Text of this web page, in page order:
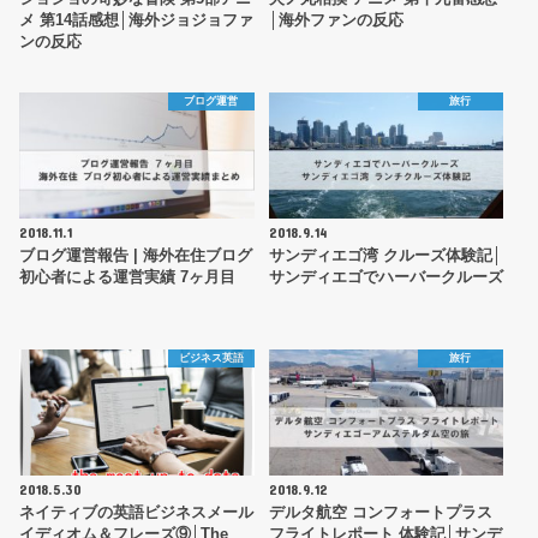
メ 第14話感想│海外ジョジョファ
ンの反応
│海外ファンの反応
ブログ運営
2018.11.1
ブログ運営報告 | 海外在住ブログ
初心者による運営実績 7ヶ月目
旅行
2018.9.14
サンディエゴ湾 クルーズ体験記│
サンディエゴでハーバークルーズ
ビジネス英語
2018.5.30
ネイティブの英語ビジネスメール
イディオム＆フレーズ⑨│The
旅行
2018.9.12
デルタ航空 コンフォートプラス
フライトレポート 体験記│サンデ